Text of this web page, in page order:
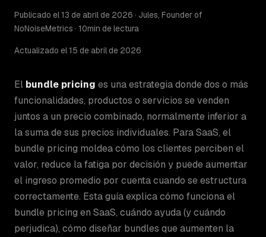
Publicado el 13 de abril de 2026 · Jules, Founder of
NoNoiseMetrics · 10min de lectura
Actualizado el 15 de abril de 2026
El bundle pricing es una estrategia donde dos o más
funcionalidades, productos o servicios se venden
juntos a un precio combinado, normalmente inferior a
la suma de sus precios individuales. Para SaaS, el
bundle pricing moldea cómo los clientes perciben el
valor, reduce la fatiga por decisión y puede aumentar
el ingreso promedio por cuenta cuando se estructura
correctamente. Esta guía explica cómo funciona el
bundle pricing en SaaS, cuándo ayuda (y cuándo
perjudica), cómo diseñar bundles que aumenten la